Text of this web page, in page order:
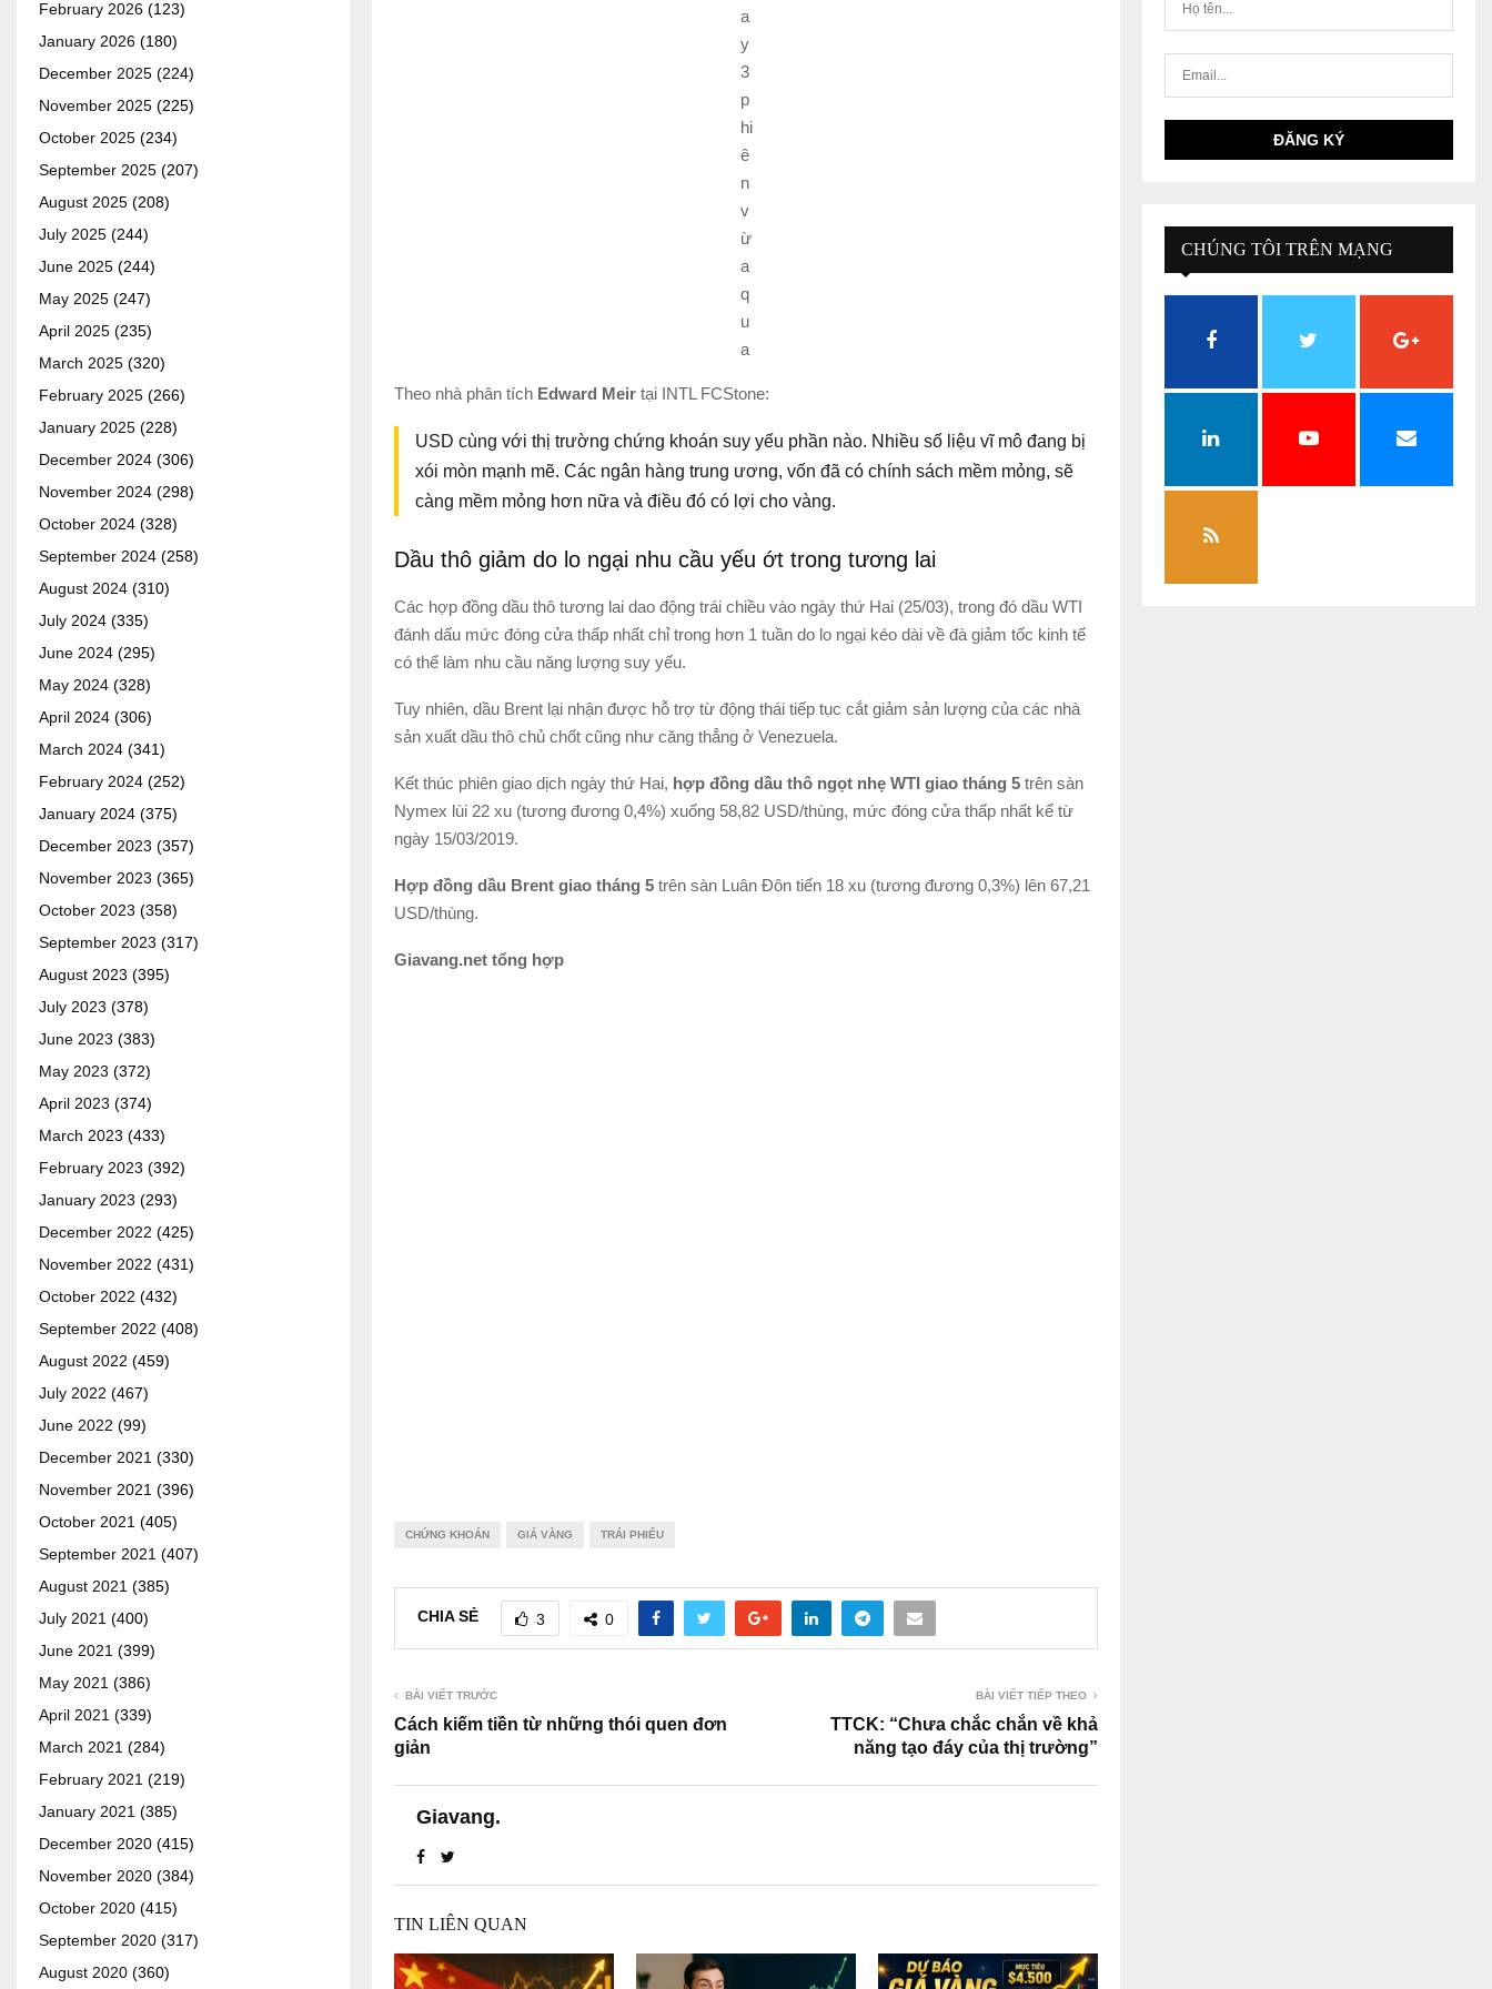
a
y
3
p
hi
ê
n
v
ừ
a
q
u
a
Theo nhà phân tích Edward Meir tại INTL FCStone:
USD cùng với thị trường chứng khoán suy yếu phần nào. Nhiều số liệu vĩ mô đang bị
xói mòn mạnh mẽ. Các ngân hàng trung ương, vốn đã có chính sách mềm mỏng, sẽ
càng mềm mỏng hơn nữa và điều đó có lợi cho vàng.
Dầu thô giảm do lo ngại nhu cầu yếu ớt trong tương lai
Các hợp đồng dầu thô tương lai dao động trái chiều vào ngày thứ Hai (25/03), trong đó dầu WTI
đánh dấu mức đóng cửa thấp nhất chỉ trong hơn 1 tuần do lo ngại kéo dài về đà giảm tốc kinh tế
có thể làm nhu cầu năng lượng suy yếu.
Tuy nhiên, dầu Brent lại nhận được hỗ trợ từ động thái tiếp tục cắt giảm sản lượng của các nhà
sản xuất dầu thô chủ chốt cũng như căng thẳng ở Venezuela.
Kết thúc phiên giao dịch ngày thứ Hai, hợp đồng dầu thô ngọt nhẹ WTI giao tháng 5 trên sàn
Nymex lùi 22 xu (tương đương 0,4%) xuống 58,82 USD/thùng, mức đóng cửa thấp nhất kể từ
ngày 15/03/2019.
Hợp đồng dầu Brent giao tháng 5 trên sàn Luân Đôn tiến 18 xu (tương đương 0,3%) lên 67,21
USD/thùng.
Giavang.net tổng hợp
CHỨNG KHOÁN GIÁ VÀNG TRÁI PHIẾU
CHIA SẺ 3 0
BÀI VIẾT TRƯỚC
Cách kiếm tiền từ những thói quen đơn
giản
BÀI VIẾT TIẾP THEO
TTCK: “Chưa chắc chắn về khả
năng tạo đáy của thị trường”
Giavang.
TIN LIÊN QUAN
February 2026 (123)
January 2026 (180)
December 2025 (224)
November 2025 (225)
October 2025 (234)
September 2025 (207)
August 2025 (208)
July 2025 (244)
June 2025 (244)
May 2025 (247)
April 2025 (235)
March 2025 (320)
February 2025 (266)
January 2025 (228)
December 2024 (306)
November 2024 (298)
October 2024 (328)
September 2024 (258)
August 2024 (310)
July 2024 (335)
June 2024 (295)
May 2024 (328)
April 2024 (306)
March 2024 (341)
February 2024 (252)
January 2024 (375)
December 2023 (357)
November 2023 (365)
October 2023 (358)
September 2023 (317)
August 2023 (395)
July 2023 (378)
June 2023 (383)
May 2023 (372)
April 2023 (374)
March 2023 (433)
February 2023 (392)
January 2023 (293)
December 2022 (425)
November 2022 (431)
October 2022 (432)
September 2022 (408)
August 2022 (459)
July 2022 (467)
June 2022 (99)
December 2021 (330)
November 2021 (396)
October 2021 (405)
September 2021 (407)
August 2021 (385)
July 2021 (400)
June 2021 (399)
May 2021 (386)
April 2021 (339)
March 2021 (284)
February 2021 (219)
January 2021 (385)
December 2020 (415)
November 2020 (384)
October 2020 (415)
September 2020 (317)
August 2020 (360)
CHÚNG TÔI TRÊN MẠNG
XÃ HỘI